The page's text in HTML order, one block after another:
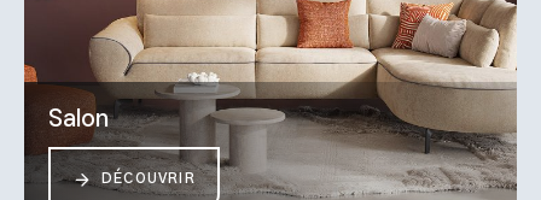
Salon
DÉCOUVRIR